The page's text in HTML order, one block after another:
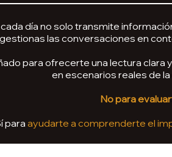
día no solo transmite
las conversaciones en
para ofrecerte una lectura
en escenarios reales de
No para
paraayudarte a comprenderte el